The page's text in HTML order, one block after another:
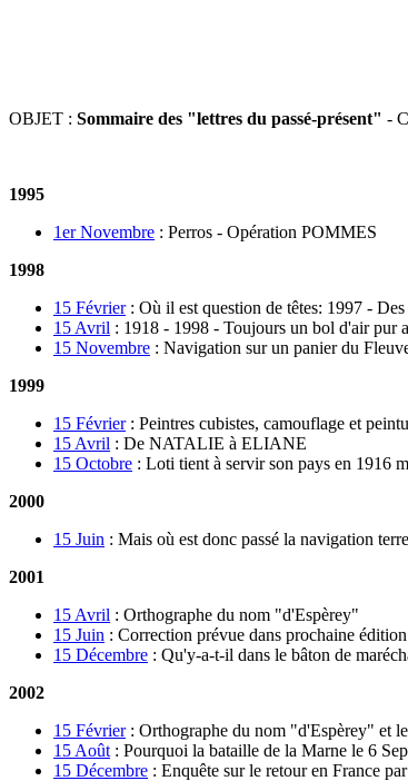
OBJET : Sommaire des "lettres du passé-présent" -
1995
1er Novembre : Perros - Opération POMMES
1998
15 Février: Où il est question de têtes: 1997 -
15 Avril : 1918 - 1998 - Toujours un bol d'air pur
15 Novembre : Navigation sur un panier du
1999
15 Février: Peintres cubistes, camouflage et
15 Avril : De NATALIE à ELIANE
15 Octobre : Loti tient à servir son pays en 1916
2000
15 Juin : Mais où est donc passé la navigation
2001
15 Avril : Orthographe du nom "d'Espèrey"
15 Juin : Correction prévue dans prochaine
15 Décembre : Qu'y-a-t-il dans le bâton de
2002
15 Février: Orthographe du nom "d'Espèrey" et
15 Août : Pourquoi la bataille de la Marne le 6
15 Décembre : Enquête sur le retour en France